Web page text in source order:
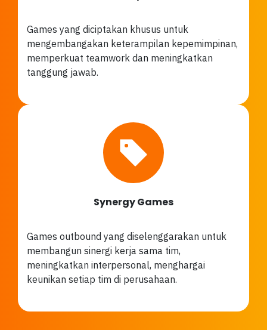
Games yang diciptakan khusus untuk
mengembangakan keterampilan kepemimpinan,
memperkuat teamwork dan meningkatkan
tanggung jawab.
Synergy Games
Games outbound yang diselenggarakan untuk
membangun sinergi kerja sama tim,
meningkatkan interpersonal, menghargai
keunikan setiap tim di perusahaan.